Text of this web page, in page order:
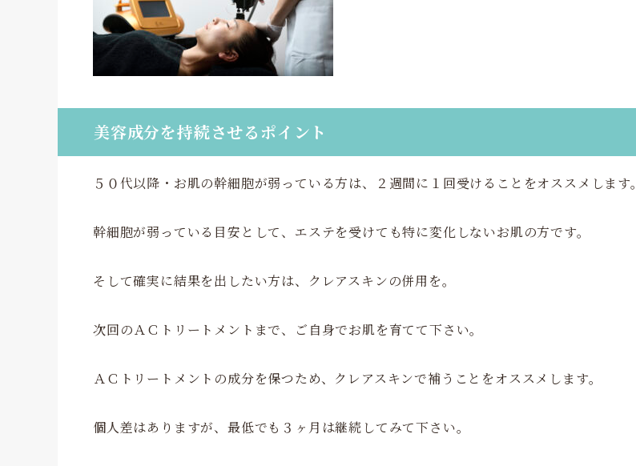
美容成分を持続させるポイント
５０代以降・お肌の幹細胞が弱っている方は、２週間に１回受けることをオススメします。
幹細胞が弱っている目安として、エステを受けても特に変化しないお肌の方です。
そして確実に結果を出したい方は、クレアスキンの併用を。
次回のＡＣトリートメントまで、ご自身でお肌を育てて下さい。
ＡＣトリートメントの成分を保つため、クレアスキンで補うことをオススメします。
個人差はありますが、最低でも３ヶ月は継続してみて下さい。